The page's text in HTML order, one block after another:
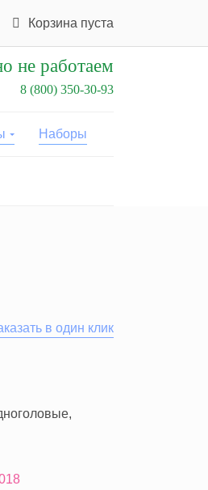
Корзина пуста
не работаем
8 (800) 350-30-93
Наборы
в один клик